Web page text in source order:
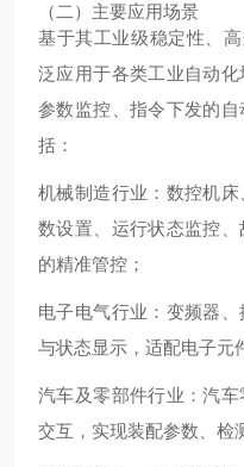
（二）主要应用场景
基于其工业级稳定性、
泛应用于各类工业自动化
参数监控、指令下发的
括：
机械制造行业：数控机
数设置、运行状态监控
的精准管控；
电子电气行业：变频器
与状态显示，适配电子元
汽车及零部件行业：汽
交互，实现装配参数、检